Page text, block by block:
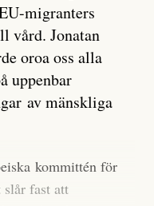
nu Zeke
bara med stor
sedan
kan till och med
migranters
vård. Jonatan
oroa oss alla
uppenbar
av mänskliga
kommittén för
fast att